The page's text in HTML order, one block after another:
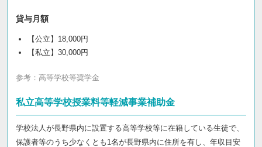
貸与月額
【公立】18,000円
【私立】30,000円
参考： 高等学校等奨学金
私立高等学校授業料等軽減事業補助金
学校法人が長野県内に設置する高等学校等に在籍している生徒で、
保護者等のうち少なくとも1名が長野県内に住所を有し、年収目安